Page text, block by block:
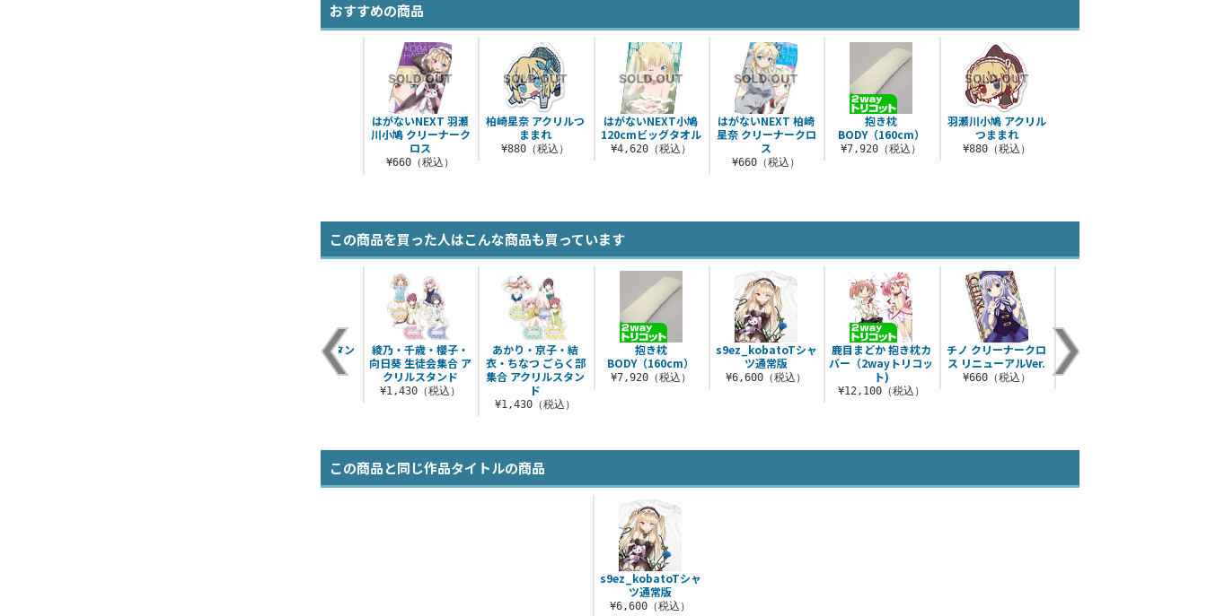
おすすめの商品
はがないNEXT小鳩
120cmビッグタオル
¥4,620（税込）
はがないNEXT 柏崎
星奈 クリーナークロ
ス
¥660（税込）
抱き枕
BODY（160cm）
¥7,920（税込）
羽瀬川小鳩 アクリル
つままれ
¥880（税込）
はがないNEXT 羽瀬
川小鳩 クリーナーク
ロス
¥660（税込）
柏崎星奈 アクリルつ
ままれ
¥880（税込）
この商品を買った人はこんな商品も買っています
抱き枕
BODY（160cm）
¥7,920（税込）
s9ez_kobatoTシャ
ツ通常版
¥6,600（税込）
鹿目まどか 抱き枕カ
バー（2wayトリコッ
ト)
¥12,100（税込）
チノ クリーナークロ
ス リニューアルVer.
¥660（税込）
水着のシルフィエッ
ト スポーツタオル
ユイ アクリルスタン
¥1,650（税込）
綾乃・千歳・櫻子・
向日葵 生徒会集合 ア
クリルスタンド
¥1,430（税込）
あかり・京子・結
衣・ちなつ ごらく部
集合 アクリルスタン
ド
¥1,430（税込）
この商品と同じ作品タイトルの商品
s9ez_kobatoTシャ
ツ通常版
¥6,600（税込）